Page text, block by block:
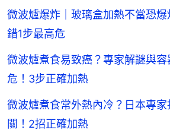
微波爐爆炸｜玻璃盒加熱不當恐
錯1步最高危
微波爐煮食易致癌？專家解謎與
危！3步正確加熱
微波爐煮食常外熱內冷？日本專
關！2招正確加熱